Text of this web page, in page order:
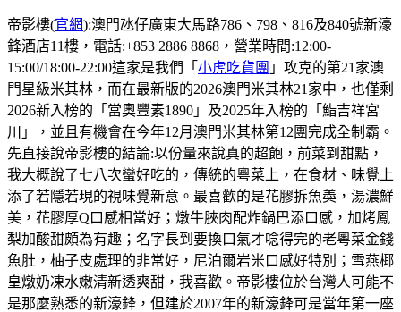
帝影樓(官網):澳門氹仔廣東大馬路786、798、816及840號新濠
鋒酒店11樓，電話:+853 2886 8868，營業時間:12:00-
15:00/18:00-22:00這家是我們「 小虎吃貨團 」攻克的第21家澳
門星級米其林，而在最新版的2026澳門米其林21家中，也僅剩
2026新入榜的「當奧豐素1890」及2025年入榜的「鮨吉祥宮
川」，並且有機會在今年12月澳門米其林第12團完成全制霸。
先直接說帝影樓的結論:以份量來說真的超飽，前菜到甜點，
我大概說了七八次蠻好吃的，傳統的粵菜上，在食材、味覺上
添了若隱若現的視味覺新意。最喜歡的是花膠拆魚𡙡，湯濃鮮
美，花膠厚Q口感相當好；燉牛脥肉配炸鍋巴添口感，加烤鳳
梨加酸甜頗為有趣；名字長到要換口氣才唸得完的老粵菜金錢
魚肚，柚子皮處理的非常好，尼泊爾岩米口感好特別；雪燕椰
皇燉奶凍水嫩清新透爽甜，我喜歡。帝影樓位於台灣人可能不
是那麼熟悉的新濠鋒，但建於2007年的新濠鋒可是當年第一座